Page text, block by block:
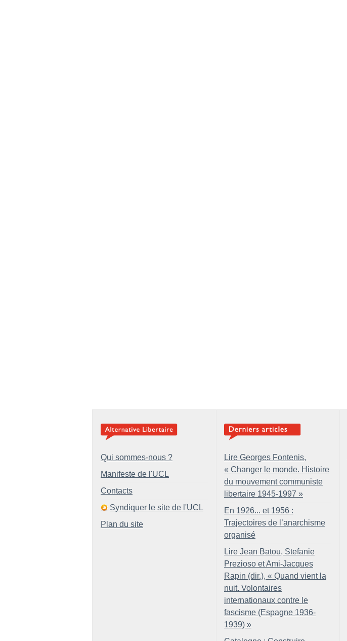
Qui sommes-nous ?
Manifeste de l'UCL
Contacts
Syndiquer le site de l'UCL
Plan du site
Lire Georges Fontenis,
« Changer le monde. Histoire
du mouvement communiste
libertaire 1945-1997 »
En 1926... et 1956 :
Trajectoires de l’anarchisme
organisé
Lire Jean Batou, Stefanie
Prezioso et Ami-Jacques
Rapin (dir.), « Quand vient la
nuit. Volontaires
internationaux contre le
fascisme (Espagne 1936-
1939) »